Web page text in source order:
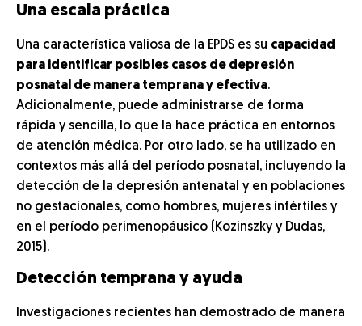
Una escala práctica
Una característica valiosa de la EPDS es su capacidad
para identificar posibles casos de depresión
posnatal de manera temprana y efectiva.
Adicionalmente, puede administrarse de forma
rápida y sencilla, lo que la hace práctica en entornos
de atención médica. Por otro lado, se ha utilizado en
contextos más allá del período posnatal, incluyendo la
detección de la depresión antenatal y en poblaciones
no gestacionales, como hombres, mujeres infértiles y
en el período perimenopáusico (Kozinszky y Dudas,
2015).
Detección temprana y ayuda
Investigaciones recientes han demostrado de manera